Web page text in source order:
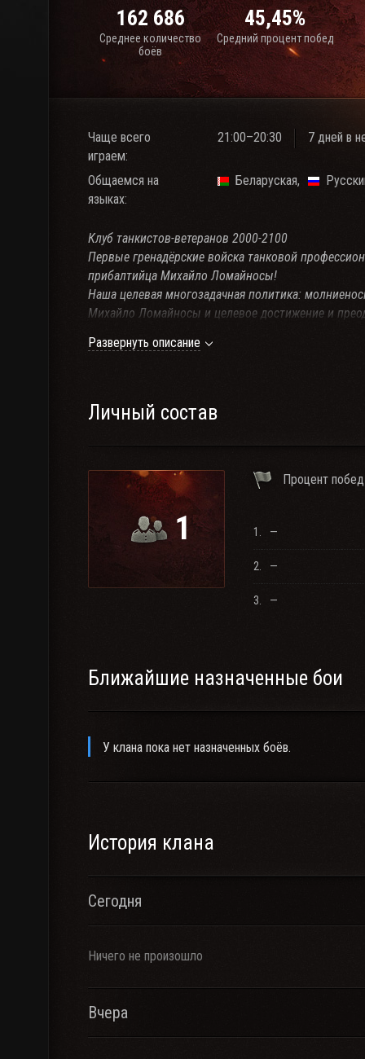
162 686
Среднее количество
боёв
45,45%
Средний процент побед
Чаще всего
играем:
21:00–20:30 7 дней в
Общаемся на
языках:
Беларуская
Клуб танкистов-ветеранов 2000-2100
Первые гренадёрские войска танковой
прибалтийца Михайло Ломайносы!
Наша целевая многозадачная политика:
Михайло Ломайносы и целевое достижение и
Мы - без голды! (если вы используете голду
командира 6 чувство в бою - путь в клан
закрыт)
Развернуть описание
Личный состав
1
Процент побед
1. —
2. —
3. —
Ближайшие назначенные бои
У клана пока нет назначенных боёв.
История клана
Сегодня
Ничего не произошло
Вчера